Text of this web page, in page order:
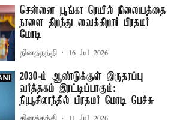
சென்னை பூங்கா ரெயில் நிலையத்தை
நாளை திறந்து வைக்கிறார் பிரதமர்
மோடி
தினத்தந்தி 16 Jul 2026
2030-ம் ஆண்டுக்குள் இருதரப்பு
வர்த்தகம் இரட்டிப்பாகும்:
நியூசிலாந்தில் பிரதமர் மோடி பேச்சு